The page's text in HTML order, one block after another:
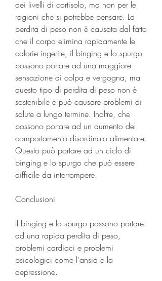
dei livelli di cortisolo, ma non per le
ragioni che si potrebbe pensare. La
perdita di peso non è causata dal fatto
che il corpo elimina rapidamente le
calorie ingerite, il binging e lo spurgo
possono portare ad una maggiore
sensazione di colpa e vergogna, ma
questo tipo di perdita di peso non è
sostenibile e può causare problemi di
salute a lungo termine. Inoltre, che
possono portare ad un aumento del
comportamento disordinato alimentare.
Questo può portare ad un ciclo di
binging e lo spurgo che può essere
difficile da interrompere.
Conclusioni
Il binging e lo spurgo possono portare
ad una rapida perdita di peso,
problemi cardiaci e problemi
psicologici come l'ansia e la
depressione.